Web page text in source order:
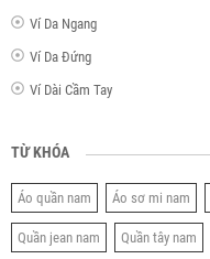
Ví Da Ngang
Ví Da Đứng
Ví Dài Cầm Tay
TỪ KHÓA
Áo quần nam Áo sơ mi nam
Quần jean nam Quần tây nam